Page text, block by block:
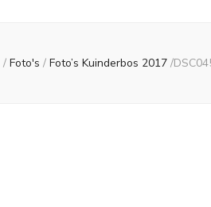
/ Foto's / Foto’s Kuinderbos 2017 /